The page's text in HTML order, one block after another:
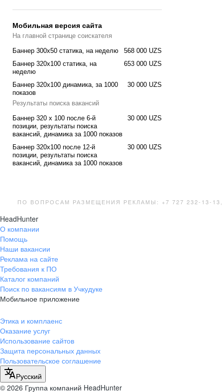
Мобильная версия сайта
На главной странице соискателя
568 000 UZS
Баннер 300x50 статика, на неделю
653 000 UZS
Баннер 320x100 cтатика, на
неделю
30 000 UZS
Баннер 320x100 динамика, за 1000
показов
Результаты поиска вакансий
30 000 UZS
Баннер 320 x 100 после 6-й
позиции, результаты поиска
вакансий, динамика за 1000 показов
30 000 UZS
Баннер 320x100 после 12-й
позиции, результаты поиска
вакансий, динамика за 1000 показов
ПО ВОПРОСАМ РАЗМЕЩЕНИЯ РЕКЛАМЫ: +7 727 232-13-13,
HeadHunter
О компании
Помощь
Наши вакансии
Реклама на сайте
Требования к ПО
Каталог компаний
Поиск по вакансиям в Учкудуке
Мобильное приложение
Этика и комплаенс
Оказание услуг
Использование сайтов
Защита персональных данных
Пользовательское соглашение
Русский
© 2026 Группа компаний HeadHunter